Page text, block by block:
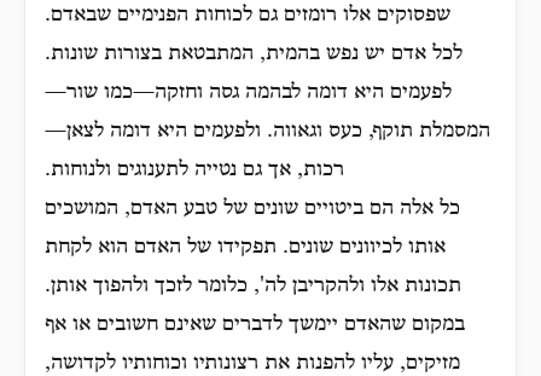
שפסוקים אלו רומזים גם לכוחות הפנימיים שבאדם.
לכל אדם יש נפש בהמית, המתבטאת בצורות שונות.
לפעמים היא דומה לבהמה גסה וחזקה—כמו שור—
המסמלת תוקף, כעס וגאווה. ולפעמים היא דומה לצאן—
רכות, אך גם נטייה לתענוגים ולנוחות.
כל אלה הם ביטויים שונים של טבע האדם, המושכים
אותו לכיוונים שונים. תפקידו של האדם הוא לקחת
תכונות אלו ולהקריבן לה', כלומר לזכך ולהפוך אותן.
במקום שהאדם יימשך לדברים שאינם חשובים או אף
מזיקים, עליו להפנות את רצונותיו וכוחותיו לקדושה,